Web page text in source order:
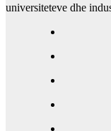
universiteteve dhe